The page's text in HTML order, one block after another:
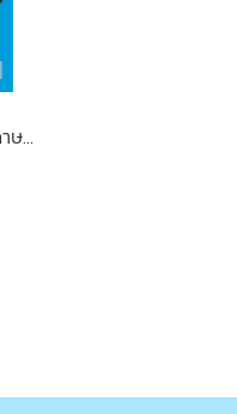
เทคนิคสรุปทุกอย่างลงในกระดาษแผ่นเดียว ที่ฉันเรียนรู้มาจากโตโยต้า (トヨタで学んだ「紙1枚!」にまとめる技術)